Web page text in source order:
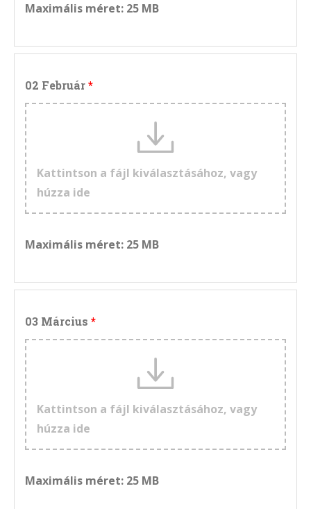
Maximális méret: 25 MB
02 Február
Kattintson a fájl kiválasztásához, vagy
húzza ide
Maximális méret: 25 MB
03 Március
Kattintson a fájl kiválasztásához, vagy
húzza ide
Maximális méret: 25 MB